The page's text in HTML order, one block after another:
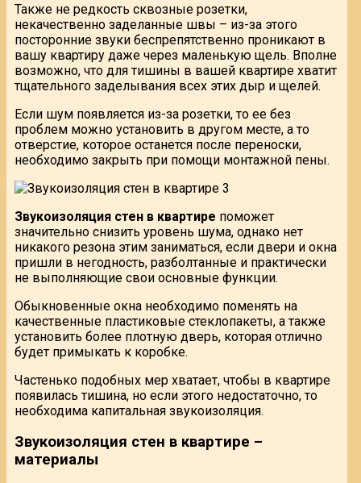
Также не редкость сквозные розетки,
некачественно заделанные швы – из-за этого
посторонние звуки беспрепятственно проникают в
вашу квартиру даже через маленькую щель. Вполне
возможно, что для тишины в вашей квартире хватит
тщательного заделывания всех этих дыр и щелей.
Если шум появляется из-за розетки, то ее без
проблем можно установить в другом месте, а то
отверстие, которое останется после переноски,
необходимо закрыть при помощи монтажной пены.
Звукоизоляция стен в квартире поможет
значительно снизить уровень шума, однако нет
никакого резона этим заниматься, если двери и окна
пришли в негодность, разболтанные и практически
не выполняющие свои основные функции.
Обыкновенные окна необходимо поменять на
качественные пластиковые стеклопакеты, а также
установить более плотную дверь, которая отлично
будет примыкать к коробке.
Частенько подобных мер хватает, чтобы в квартире
появилась тишина, но если этого недостаточно, то
необходима капитальная звукоизоляция.
Звукоизоляция стен в квартире –
материалы